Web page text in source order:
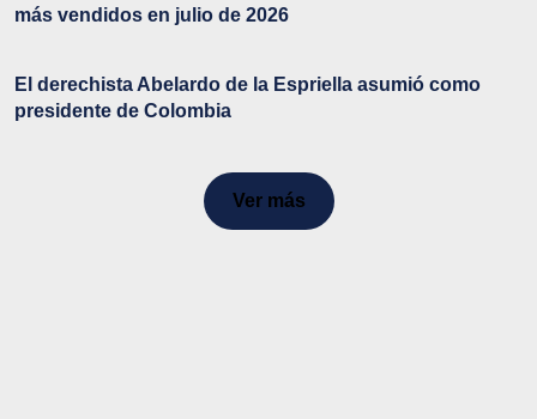
más vendidos en julio de 2026
El derechista Abelardo de la Espriella asumió como
presidente de Colombia
Ver más